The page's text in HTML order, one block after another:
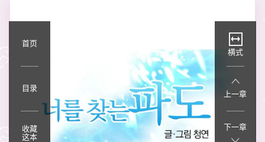
首页
目录
收藏
这本
横式
上一章
下一章